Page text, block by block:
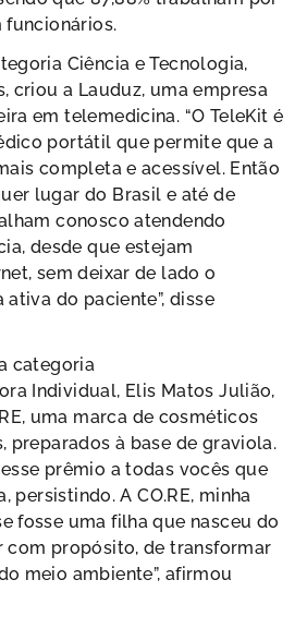
funcionários.
Ciência e Tecnologia,
criou a Lauduz, uma empresa
em telemedicina. “O TeleKit é
portátil que permite que a
completa e acessível. Então
lugar do Brasil e até de
conosco atendendo
desde que estejam
sem deixar de lado o
do paciente”, disse
categoria
Individual, Elis Matos Julião,
uma marca de cosméticos
preparados à base de graviola.
prêmio a todas vocês que
persistindo. A CO.RE, minha
fosse uma filha que nasceu do
com propósito, de transformar
meio ambiente”, afirmou